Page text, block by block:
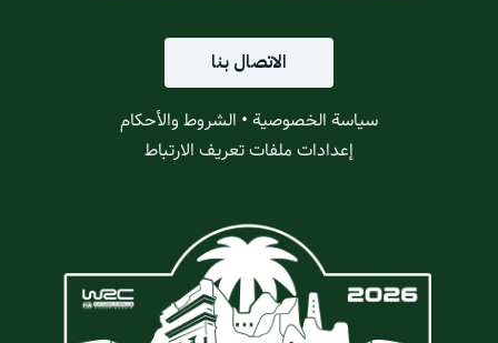
الاتصال بنا
سياسة الخصوصية • الشروط والأحكام
إعدادات ملفات تعريف الارتباط